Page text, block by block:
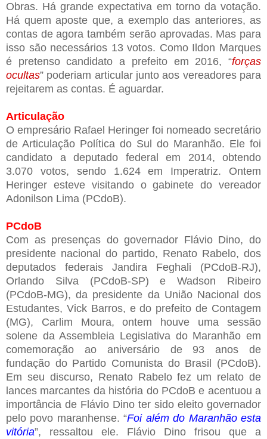
Obras. Há grande expectativa em torno da votação.
Há quem aposte que, a exemplo das anteriores, as
contas de agora também serão aprovadas. Mas para
isso são necessários 13 votos. Como Ildon Marques
é pretenso candidato a prefeito em 2016, “forças
ocultas” poderiam articular junto aos vereadores para
rejeitarem as contas. É aguardar.
Articulação
O empresário Rafael Heringer foi nomeado secretário
de Articulação Política do Sul do Maranhão. Ele foi
candidato a deputado federal em 2014, obtendo
3.070 votos, sendo 1.624 em Imperatriz. Ontem
Heringer esteve visitando o gabinete do vereador
Adonilson Lima (PCdoB).
PCdoB
Com as presenças do governador Flávio Dino, do
presidente nacional do partido, Renato Rabelo, dos
deputados federais Jandira Feghali (PCdoB-RJ),
Orlando Silva (PCdoB-SP) e Wadson Ribeiro
(PCdoB-MG), da presidente da União Nacional dos
Estudantes, Vick Barros, e do prefeito de Contagem
(MG), Carlim Moura, ontem houve uma sessão
solene da Assembleia Legislativa do Maranhão em
comemoração ao aniversário de 93 anos de
fundação do Partido Comunista do Brasil (PCdoB).
Em seu discurso, Renato Rabelo fez um relato de
lances marcantes da história do PCdoB e acentuou a
importância de Flávio Dino ter sido eleito governador
pelo povo maranhense. “Foi além do Maranhão esta
vitória”, ressaltou ele. Flávio Dino frisou que a